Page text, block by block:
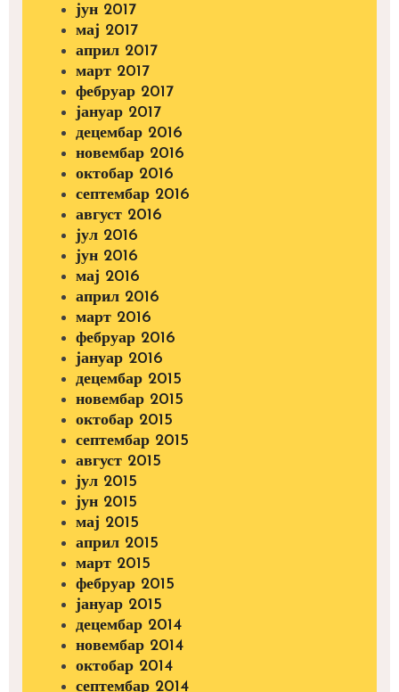
јун 2017
мај 2017
април 2017
март 2017
фебруар 2017
јануар 2017
децембар 2016
новембар 2016
октобар 2016
септембар 2016
август 2016
јул 2016
јун 2016
мај 2016
април 2016
март 2016
фебруар 2016
јануар 2016
децембар 2015
новембар 2015
октобар 2015
септембар 2015
август 2015
јул 2015
јун 2015
мај 2015
април 2015
март 2015
фебруар 2015
јануар 2015
децембар 2014
новембар 2014
октобар 2014
септембар 2014